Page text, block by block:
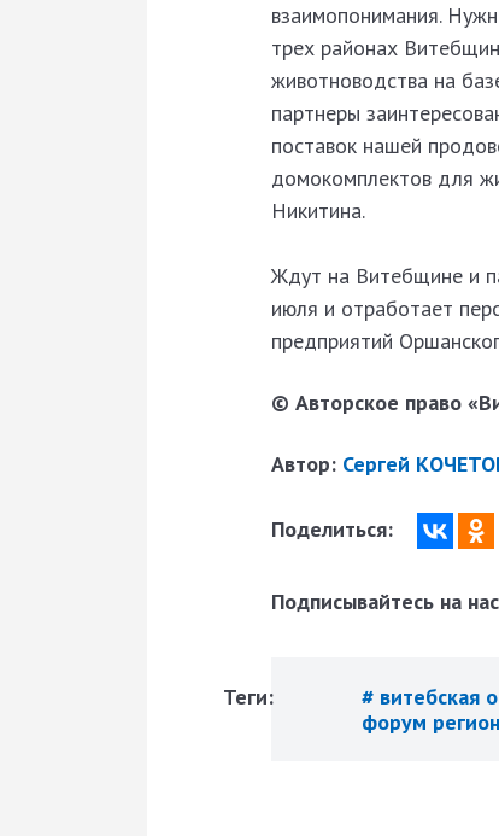
взаимопонимания.
трех районах
животноводства на
партнеры
поставок нашей
домокомплектов для
Никитина.
Ждут на Витебщине и
июля и отработает
предприятий
© Авторское право
Автор: Сергей
Поделиться:
Подписывайтесь на
Теги: # витебская
форум